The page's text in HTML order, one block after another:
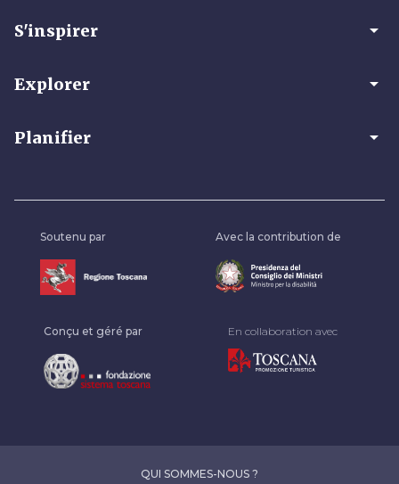
S'inspirer arrow_drop_down
Explorer arrow_drop_down
Planifier arrow_drop_down
Soutenu par Avec la contribution de
Conçu et géré par En collaboration avec
QUI SOMMES-NOUS ?